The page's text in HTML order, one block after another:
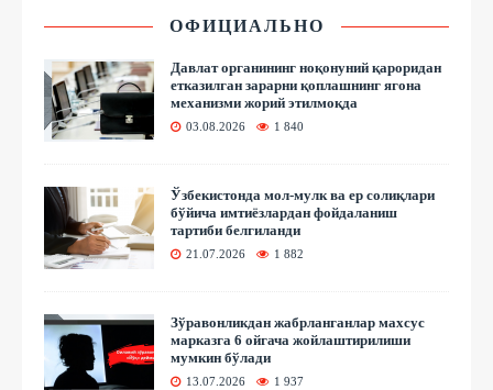
ОФИЦИАЛЬНО
Давлат органининг ноқонуний қароридан
етказилган зарарни қоплашнинг ягона
механизми жорий этилмоқда
03.08.2026 1 840
Ўзбекистонда мол-мулк ва ер солиқлари
бўйича имтиёзлардан фойдаланиш
тартиби белгиланди
21.07.2026 1 882
Зўравонликдан жабрланганлар махсус
марказга 6 ойгача жойлаштирилиши
мумкин бўлади
13.07.2026 1 937